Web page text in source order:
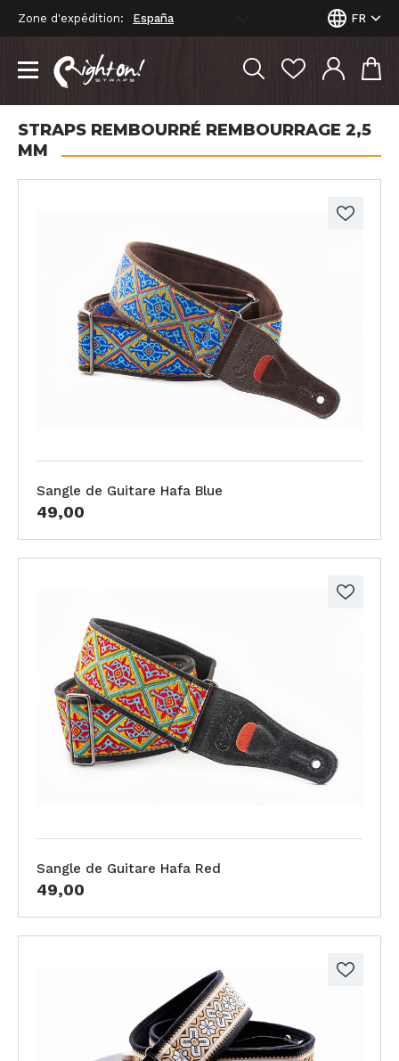
Zone d'expédition: FR
STRAPS REMBOURRÉ REMBOURRAGE 2,5
MM
Sangle de Guitare Hafa Blue
49,00
Sangle de Guitare Hafa Red
49,00